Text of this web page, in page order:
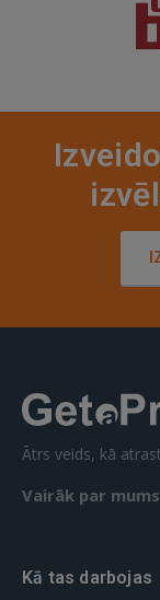
Ātrs veids, kā
Vairāk par mums
Kā tas darbojas